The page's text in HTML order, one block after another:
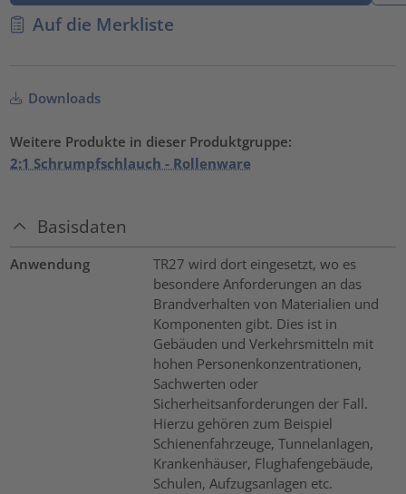
Auf die Merkliste
Downloads
Weitere Produkte in dieser Produktgruppe:
2:1 Schrumpfschlauch - Rollenware
Basisdaten
Anwendung
TR27 wird dort eingesetzt, wo es
besondere Anforderungen an das
Brandverhalten von Materialien und
Komponenten gibt. Dies ist in
Gebäuden und Verkehrsmitteln mit
hohen Personenkonzentrationen,
Sachwerten oder
Sicherheitsanforderungen der Fall.
Hierzu gehören zum Beispiel
Schienenfahrzeuge, Tunnelanlagen,
Krankenhäuser, Flughafengebäude,
Schulen, Aufzugsanlagen etc.